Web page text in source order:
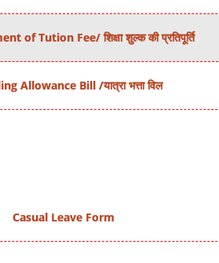
of Tution Fee/ शिक्षा शुल्क की प्रतिपूर्ति
Allowance Bill /यात्रा भत्ता विल
Casual Leave Form